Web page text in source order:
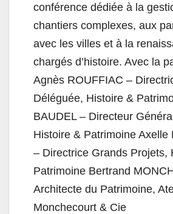
conférence dédiée à la
chantiers complexes, aux
avec les villes et à la
chargés d’histoire. Avec la
Agnès ROUFFIAC –
Déléguée, Histoire &
BAUDEL – Directeur
Histoire & Patrimoine Axelle
– Directrice Grands Projets,
Patrimoine Bertrand
Architecte du Patrimoine,
Monchecourt & Cie